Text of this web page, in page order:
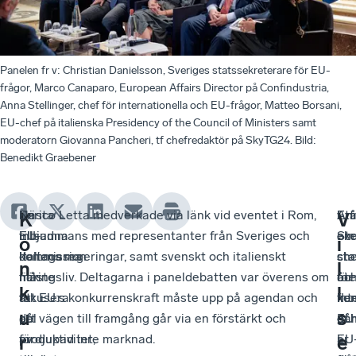
Panelen fr v: Christian Danielsson, Sveriges statssekreterare för EU-
frågor, Marco Canaparo, European Affairs Director på Confindustria,
Anna Stellinger, chef för internationella och EU-frågor, Matteo Borsani,
EU-chef på italienska Presidency of the Council of Ministers samt
moderatorn Giovanna Pancheri, tf chefredaktör på SkyTG24. Bild:
Benedikt Graebener
Nästa
EU-
kommission
måste
fokusera
på
produktivitet,
De
inbjudna
deltagarna
fick
ta
del
av
K
o
n
k
u
r
Enrico Letta medverkade via länk vid eventet i Rom,
tillsammans med representanter från Sveriges och
Italiens regeringar, samt svenskt och italienskt
näringsliv. Deltagarna i paneldebatten var överens om
att EU:s konkurrenskraft måste upp på agendan och
att vägen till framgång går via en förstärkt och
fördjupad inre marknad.
för
Ett
EU
är
V
i
l
l
s
e
om
i